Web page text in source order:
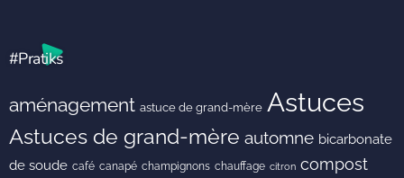
#Pratiks
aménagement astuce de grand-mère Astuces
Astuces de grand-mère automne bicarbonate
de soude café canapé champignons chauffage citron compost